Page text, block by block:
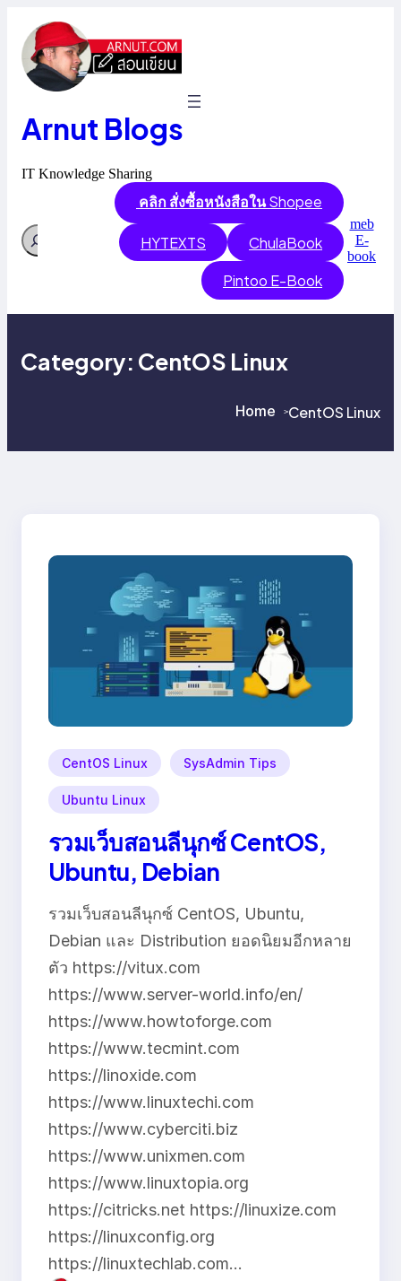
content
Arnut Blogs
IT Knowledge Sharing
Search
คลิก สั่งซื้อหนังสือในShopee
HYTEXTS ChulaBook
Pintoo E-Book
meb
E-
book
Category: CentOS Linux
Home >CentOS Linux
CentOS Linux SysAdmin Tips
Ubuntu Linux
รวมเว็บสอนลีนุกซ์ CentOS,
Ubuntu, Debian
รวมเว็บสอนลีนุกซ์ CentOS, Ubuntu,
Debian และ Distribution ยอดนิยมอีกหลาย
ตัว https://vitux.com
https://www.server-world.info/en/
https://www.howtoforge.com
https://www.tecmint.com
https://linoxide.com
https://www.linuxtechi.com
https://www.cyberciti.biz
https://www.unixmen.com
https://www.linuxtopia.org
https://citricks.net https://linuxize.com
https://linuxconfig.org
https://linuxtechlab.com…